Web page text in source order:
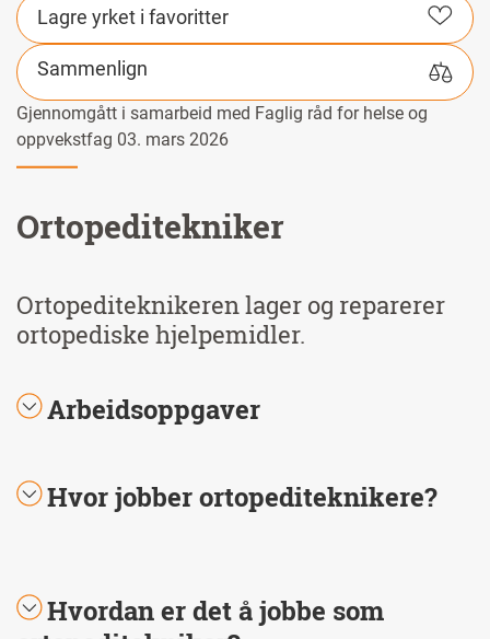
Lagre yrket i favoritter
Sammenlign
Gjennomgått i samarbeid med Faglig råd for helse og
oppvekstfag 03. mars 2026
Ortopeditekniker
Ortopediteknikeren lager og reparerer
ortopediske hjelpemidler.
Arbeidsoppgaver
Hvor jobber ortopediteknikere?
Hvordan er det å jobbe som